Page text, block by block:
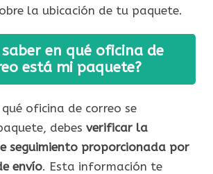
la ubicación de tu paquete.
saber en qué oficina de
está mi paquete?
oficina de correo se
debes verificar la
seguimiento proporcionada por
envío. Esta información te